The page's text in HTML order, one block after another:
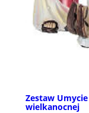
Zestaw
wielkanocnej